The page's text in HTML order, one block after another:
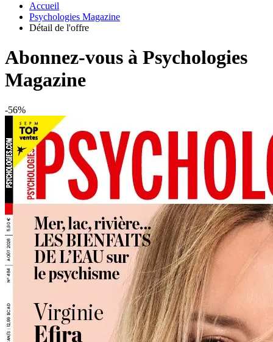
Accueil
Psychologies Magazine
Détail de l'offre
Abonnez-vous à Psychologies
Magazine
-56%